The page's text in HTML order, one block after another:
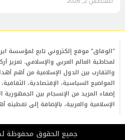
"الوفاق" موقع إلكتروني تابع لمؤسسة
لمخاطبة العالم العربي والإسلامي. تعزيز
والتقارب بين الدول الإسلامية من أهم
المواضيع السياسية، الإقتصادية،
إضفاء المزيد من الإنسجام بين الجمهورية
الإسلامية والعربية، بالإضافة إلى تغطيته
جمیع الحقوق محفوظة